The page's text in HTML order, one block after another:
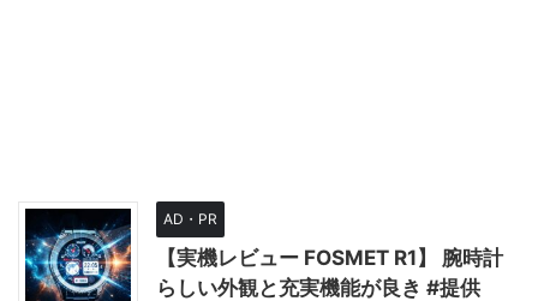
AD・PR
【実機レビュー FOSMET R1】 腕時計
らしい外観と充実機能が良き #提供